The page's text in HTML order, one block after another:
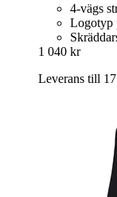
4-vägs
Logotyp
1 040 kr
Leverans till